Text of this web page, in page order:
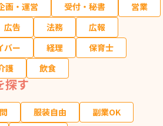
画・運営 受付・秘書
営業
広告 法務
広報
バー 経理
保育士
護 飲食
探す
服装自由
副業OK